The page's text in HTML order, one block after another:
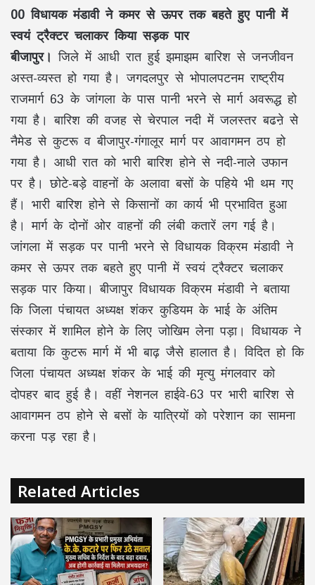
00 विधायक मंडावी ने कमर से ऊपर तक बहते हुए पानी में
स्वयं ट्रैक्टर चलाकर किया सड़क पार
बीजापुर। जिले में आधी रात हुई झमाझम बारिश से जनजीवन
अस्त-व्यस्त हो गया है। जगदलपुर से भोपालपटनम राष्ट्रीय
राजमार्ग 63 के जांगला के पास पानी भरने से मार्ग अवरूद्ध हो
गया है। बारिश की वजह से चेरपाल नदी में जलस्तर बढऩे से
नैमेड से कुटरू व बीजापुर-गंगालूर मार्ग पर आवागमन ठप हो
गया है। आधी रात को भारी बारिश होने से नदी-नाले उफान
पर है। छोटे-बड़े वाहनों के अलावा बसों के पहिये भी थम गए
हैं। भारी बारिश होने से किसानों का कार्य भी प्रभावित हुआ
है। मार्ग के दोनों ओर वाहनों की लंबी कतारें लग गई है।
जांगला में सड़क पर पानी भरने से विधायक विक्रम मंडावी ने
कमर से ऊपर तक बहते हुए पानी में स्वयं ट्रैक्टर चलाकर
सड़क पार किया। बीजापुर विधायक विक्रम मंडावी ने बताया
कि जिला पंचायत अध्यक्ष शंकर कुडियम के भाई के अंतिम
संस्कार में शामिल होने के लिए जोखिम लेना पड़ा। विधायक ने
बताया कि कुटरू मार्ग में भी बाढ़ जैसे हालात है। विदित हो कि
जिला पंचायत अध्यक्ष शंकर के भाई की मृत्यु मंगलवार को
दोपहर बाद हुई है। वहीं नेशनल हाईवे-63 पर भारी बारिश से
आवागमन ठप होने से बसों के यात्रियों को परेशान का सामना
करना पड़ रहा है।
Related Articles